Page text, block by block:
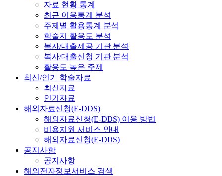
자료 현황 통계
최근 이용통계 분석
주제별 활용통계 분석
학술지 활용도 분석
복사/대출제공 기관 분석
복사/대출신청 기관 분석
활용도 높은 주제
최신/인기 학술자료
최신자료
인기자료
해외자료신청(E-DDS)
해외자료신청(E-DDS) 이용 방법
비용지원 서비스 안내
해외자료신청(E-DDS)
공지사항
공지사항
해외전자정보서비스 검색